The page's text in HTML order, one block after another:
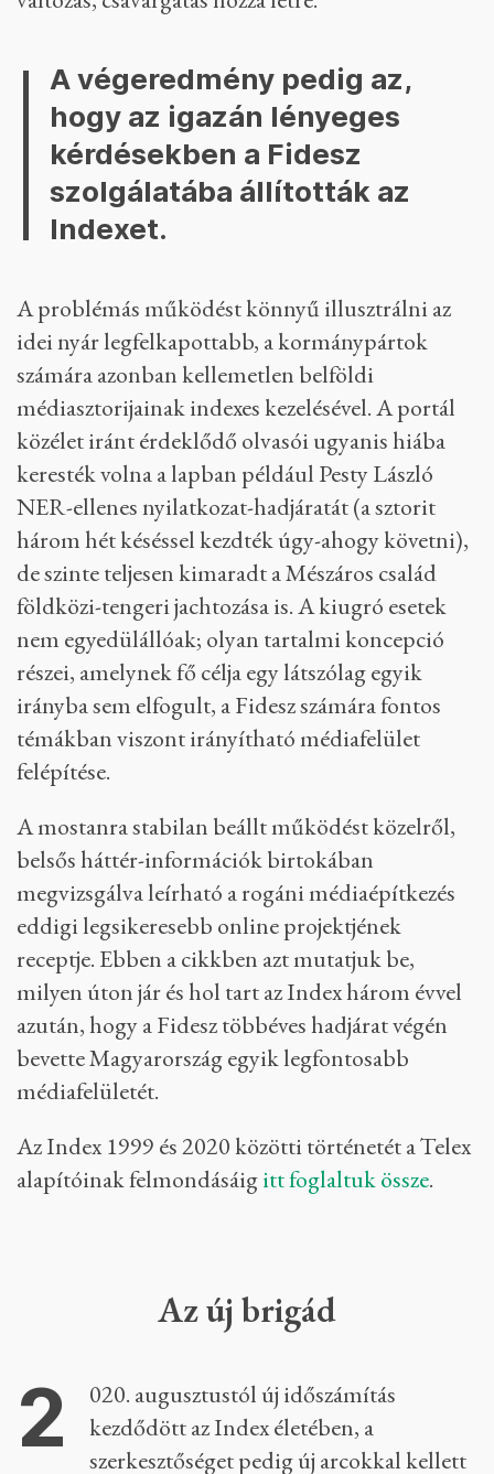
A végeredmény pedig az,
hogy az igazán lényeges
kérdésekben a Fidesz
szolgálatába állították az
Indexet.
A problémás működést könnyű illusztrálni az
idei nyár legfelkapottabb, a kormánypártok
számára azonban kellemetlen belföldi
médiasztorijainak indexes kezelésével. A portál
közélet iránt érdeklődő olvasói ugyanis hiába
keresték volna a lapban például Pesty László
NER-ellenes nyilatkozat-hadjáratát (a sztorit
három hét késéssel kezdték úgy-ahogy követni),
de szinte teljesen kimaradt a Mészáros család
földközi-tengeri jachtozása is. A kiugró esetek
nem egyedülállóak; olyan tartalmi koncepció
részei, amelynek fő célja egy látszólag egyik
irányba sem elfogult, a Fidesz számára fontos
témákban viszont irányítható médiafelület
felépítése.
A mostanra stabilan beállt működést közelről,
belsős háttér-információk birtokában
megvizsgálva leírható a rogáni médiaépítkezés
eddigi legsikeresebb online projektjének
receptje. Ebben a cikkben azt mutatjuk be,
milyen úton jár és hol tart az Index három évvel
azután, hogy a Fidesz többéves hadjárat végén
bevette Magyarország egyik legfontosabb
médiafelületét.
Az Index 1999 és 2020 közötti történetét a Telex
alapítóinak felmondásáigitt foglaltuk össze.
Az új brigád
2
020. augusztustól új időszámítás
kezdődött az Index életében, a
szerkesztőséget pedig új arcokkal kellett